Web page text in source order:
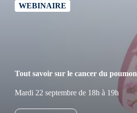
WEBINAIRE
Tout savoir sur le cancer du poumon
Mardi 22 septembre de 18h à 19h